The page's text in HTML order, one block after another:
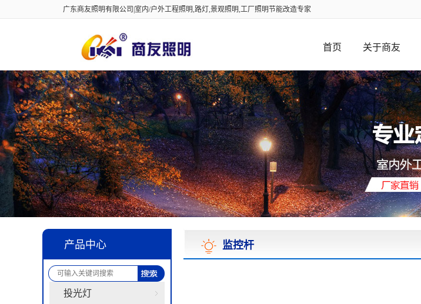
广东商友照明有限公司|室内/户外工程照明,路灯,景观照明,工厂照明节能改造专家
首页 关于商友
产品中心
投光灯
监控杆